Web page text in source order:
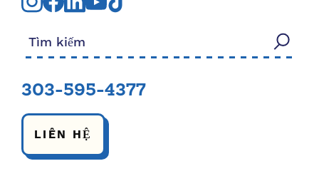
Tìm kiếm:
303-595-4377
LIÊN HỆ